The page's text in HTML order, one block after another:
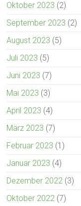
Oktober 2023 (2)
September 2023 (2)
August 2023 (5)
Juli 2023 (5)
Juni 2023 (7)
Mai 2023 (3)
April 2023 (4)
März 2023 (7)
Februar 2023 (1)
Januar 2023 (4)
Dezember 2022 (3)
Oktober 2022 (7)